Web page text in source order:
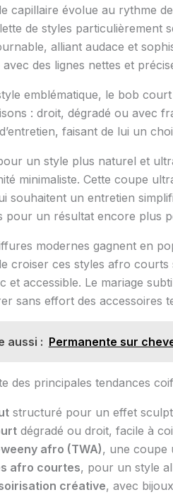
capillaire évolue au rythme
de styles particulièrement
alliant audace et
des lignes nettes et
emblématique, le bob
: droit, dégradé ou avec
faisant de lui un
un style plus naturel et
minimaliste. Cette coupe
souhaitent un entretien
pour un résultat encore plus
modernes gagnent en
croiser ces styles afro
et accessible. Le mariage
sans effort des accessoires
aussi : Permanente sur
des principales tendances
structuré pour un effet
dégradé ou droit, facile à
afro (TWA), une coupe
afro courtes, pour un style
créative, avec